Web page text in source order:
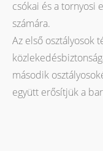
csókai és a tornyosi
számára.
Az első osztályosok
második
együtt erősítjük a